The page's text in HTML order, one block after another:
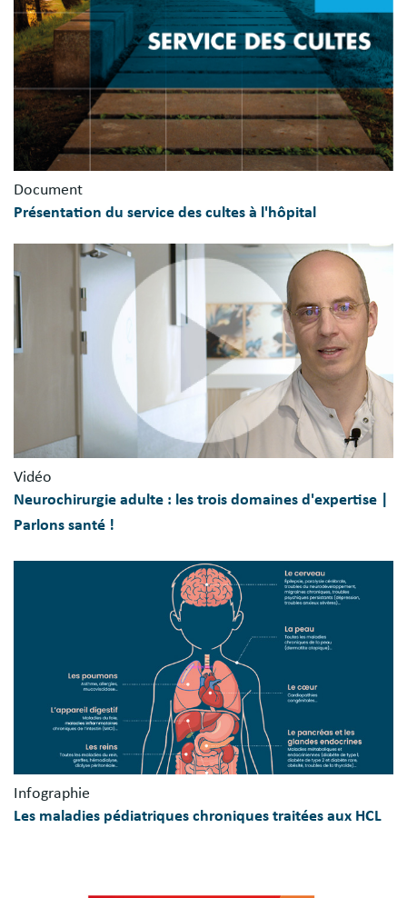
Document
Présentation du service des cultes à l'hôpital
Vidéo
Neurochirurgie adulte : les trois domaines d'expertise |
Parlons santé !
Infographie
Les maladies pédiatriques chroniques traitées aux HCL